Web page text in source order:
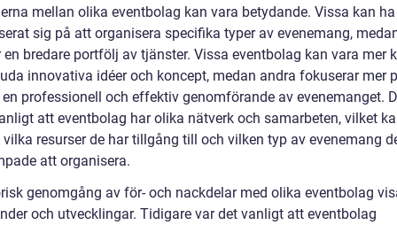
mellan olika eventbolag kan vara betydande. Vissa kan ha
sig på att organisera specifika typer av evenemang,
en bredare portfölj av tjänster. Vissa eventbolag kan vara mer
innovativa idéer och koncept, medan andra fokuserar mer
en professionell och effektiv genomförande av evenemanget.
att eventbolag har olika nätverk och samarbeten, vilket
vilka resurser de har tillgång till och vilken typ av evenemang
att organisera.
genomgång av för- och nackdelar med olika eventbolag
och utvecklingar. Tidigare var det vanligt att eventbolag